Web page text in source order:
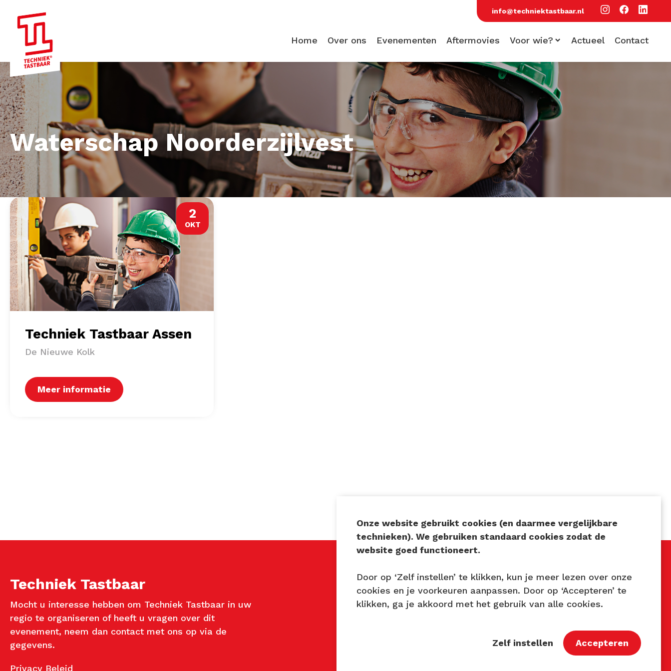
info@techniektastbaar.nl
Home Over ons Evenementen Aftermovies Voor wie?
Voor scholen
Voor bezoekers
Voor bedrijven
Actueel Contact
Waterschap Noorderzijlvest
2
OKT
Techniek Tastbaar Assen
De Nieuwe Kolk
Meer informatie
Techniek Tastbaar
Mocht u interesse hebben om Techniek Tastbaar in uw
regio te organiseren of heeft u vragen over dit
evenement, neem dan contact met ons op via de
gegevens.
Privacy Beleid
Contact
John van Mierlo
Volg ons
Onze website gebruikt cookies (en daarmee vergelijkbare
technieken). We gebruiken standaard cookies zodat de
website goed functioneert.
Door op ‘Zelf instellen’ te klikken, kun je meer lezen over onze
cookies en je voorkeuren aanpassen. Door op ‘Accepteren’ te
klikken, ga je akkoord met het gebruik van alle cookies.
Zelf instellen Accepteren